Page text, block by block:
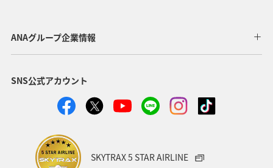
ANAグループ企業情報
SNS公式アカウント
SKYTRAX 5 STAR AIRLINE